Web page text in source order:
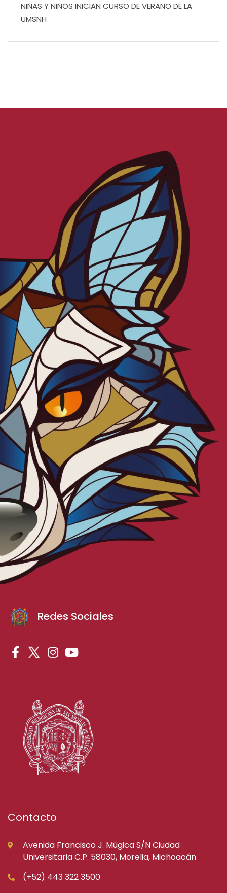
NIÑAS Y NIÑOS INICIAN CURSO DE VERANO DE LA
UMSNH
Redes Sociales
Contacto
Avenida Francisco J. Múgica S/N Ciudad
Universitaria C.P. 58030, Morelia, Michoacán
(+52) 443 322 3500